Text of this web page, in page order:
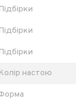
Підбірки
Підбірки
Підбірки
Колір настою